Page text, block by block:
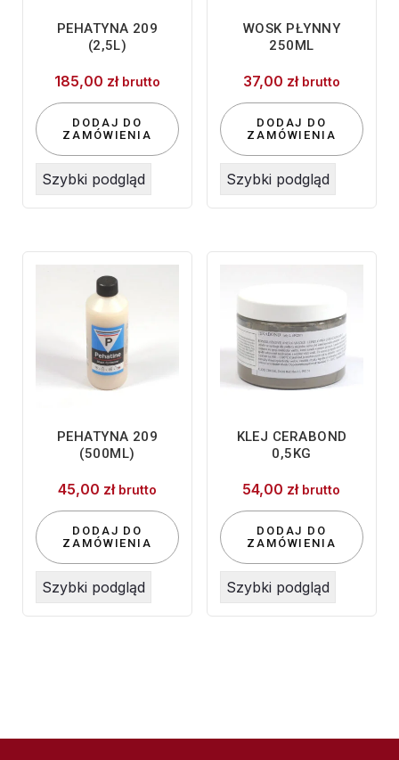
PEHATYNA 209
(2,5L)
185,00 zł brutto
DODAJ DO
ZAMÓWIENIA
Szybki podgląd
WOSK PŁYNNY
250ML
37,00 zł brutto
DODAJ DO
ZAMÓWIENIA
Szybki podgląd
PEHATYNA 209
(500ML)
45,00 zł brutto
DODAJ DO
ZAMÓWIENIA
Szybki podgląd
KLEJ CERABOND
0,5KG
54,00 zł brutto
DODAJ DO
ZAMÓWIENIA
Szybki podgląd